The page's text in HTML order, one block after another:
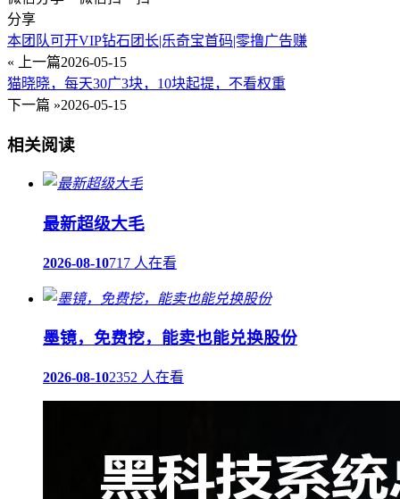
分享
本团队可开VIP钻石团长|乐奇宝首码|零撸广告赚
« 上一篇2026-05-15
猫晓晓，每天30广3块，10块起提，不看权重
下一篇 »2026-05-15
相关阅读
最新超级大毛
2026-08-10717 人在看
墨镜，免费挖，能卖也能兑换股份
2026-08-102352 人在看